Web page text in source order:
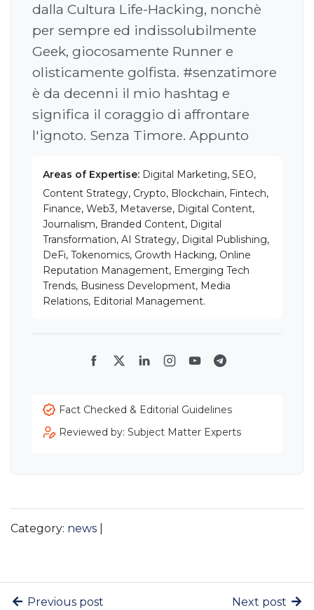
dalla Cultura Life-Hacking, nonchè
per sempre ed indissolubilmente
Geek, giocosamente Runner e
olisticamente golfista. #senzatimore
è da decenni il mio hashtag e
significa il coraggio di affrontare
l'ignoto. Senza Timore. Appunto
Areas of Expertise: Digital Marketing, SEO,
Content Strategy, Crypto, Blockchain, Fintech,
Finance, Web3, Metaverse, Digital Content,
Journalism, Branded Content, Digital
Transformation, AI Strategy, Digital Publishing,
DeFi, Tokenomics, Growth Hacking, Online
Reputation Management, Emerging Tech
Trends, Business Development, Media
Relations, Editorial Management.
Facebook
TwitterLinkedInInstagram
YouTubeTelegram
Fact Checked & Editorial Guidelines
Reviewed by: Subject Matter Experts
Category: news
Previous post
Next post